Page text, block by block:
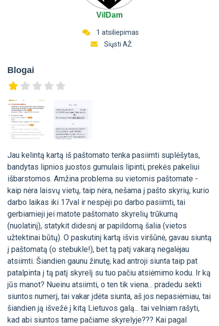
VilDam
1 atsiliepimas
Siųsti AŽ
Blogai
Jau kelintą kartą iš paštomato tenka pasiimti suplėšytas,
bandytas lipnios juostos gumulais lipinti, prekės pakeliui
išbarstomos. Amžina problema su vietomis paštomate -
kaip nėra laisvų vietų, taip nėra, nešama į pašto skyrių, kurio
darbo laikas iki 17val ir nespėji po darbo pasiimti, tai
gerbiamieji jei matote paštomato skyrelių trūkumą
(nuolatinį), statykit didesnį ar papildomą šalia (vietos
užtektinai būtų). O paskutinį kartą išvis viršūnė, gavau siuntą
į paštomatą (o stebukle!), bet tą patį vakarą negalėjau
atsiimti. Šiandien gaunu žinutę, kad antroji siunta taip pat
patalpinta į tą patį skyrelį su tuo pačiu atsiėmimo kodu. Ir ką
jūs manot? Nueinu atsiimti, o ten tik viena... pradedu sekti
siuntos numerį, tai vakar įdėta siunta, aš jos nepasiėmiau, tai
šiandien ją išvežė į kitą Lietuvos galą... tai velniam rašyti,
kad abi siuntos tame pačiame skyrelyje??? Kai pagal